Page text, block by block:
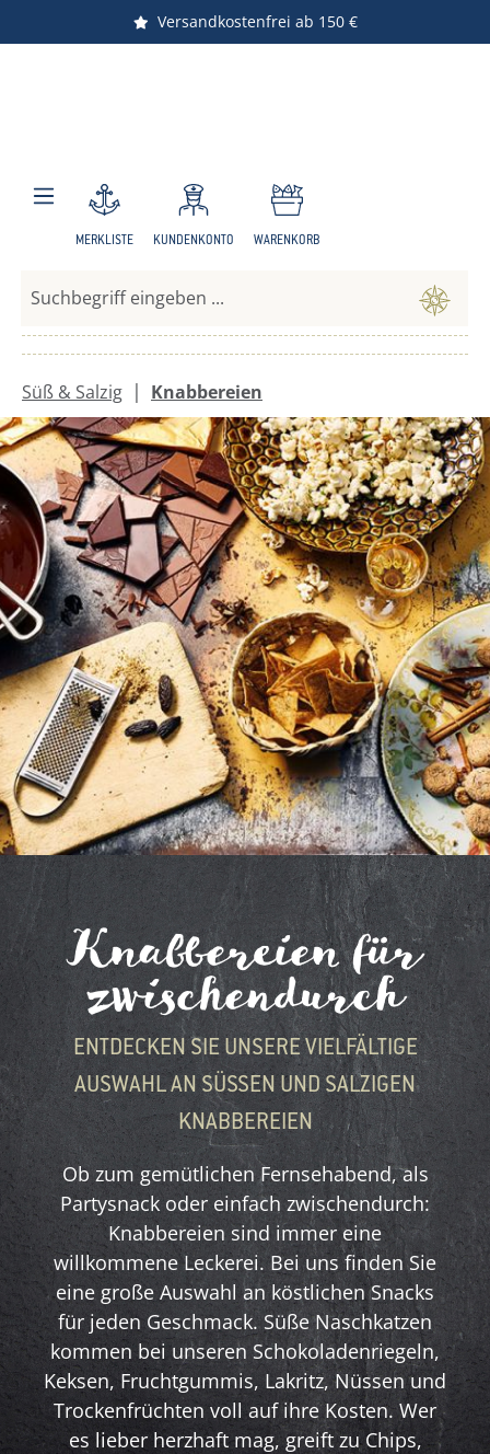
Zum Hauptinhalt springen
Versandkostenfrei ab 150 €
MERKLISTE KUNDENKONTO WARENKORB
Süß & Salzig | Knabbereien
Knabbereien für
zwischendurch
ENTDECKEN SIE UNSERE VIELFÄLTIGE
AUSWAHL AN SÜSSEN UND SALZIGEN K
NABBEREIEN
Ob zum gemütlichen Fernsehabend, als
Partysnack oder einfach zwischendurch:
Knabbereien sind immer eine
willkommene Leckerei. Bei uns finden Sie
eine große Auswahl an köstlichen Snacks
für jeden Geschmack. Süße Naschkatzen
kommen bei unseren Schokoladenriegeln,
Keksen, Fruchtgummis, Lakritz, Nüssen und
Trockenfrüchten voll auf ihre Kosten. Wer
es lieber herzhaft mag, greift zu Chips,